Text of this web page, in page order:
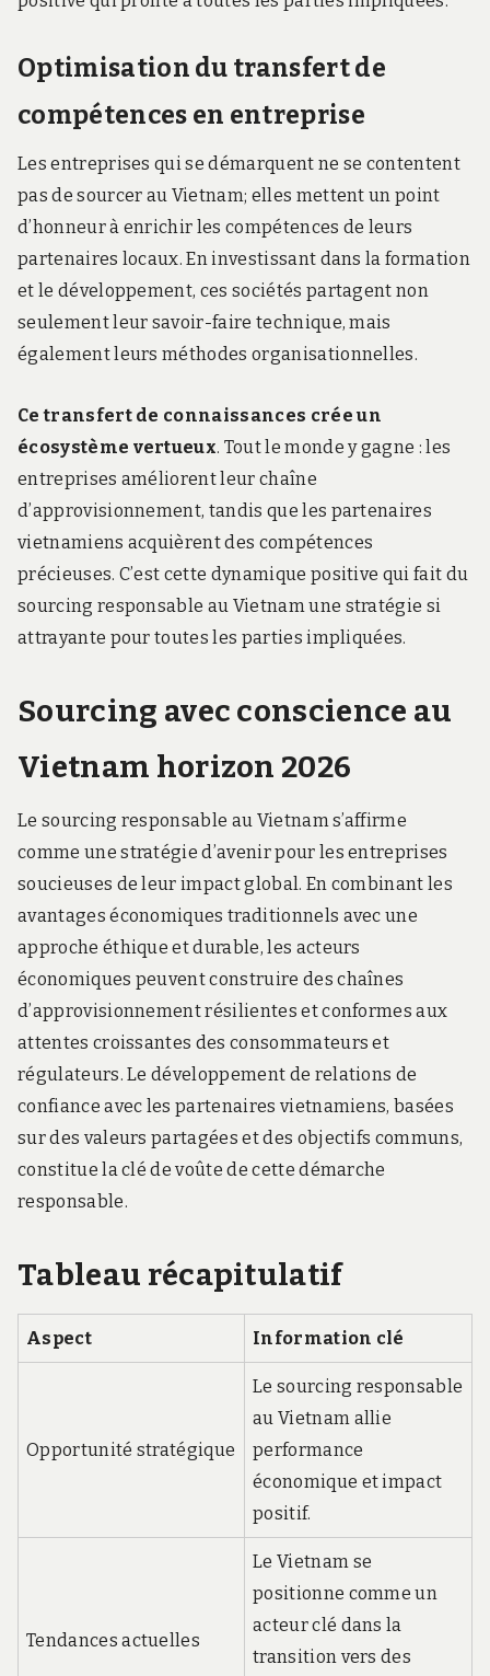
Optimisation du transfert de
compétences en entreprise
Les entreprises qui se démarquent ne se contentent
pas de sourcer au Vietnam; elles mettent un point
d’honneur à enrichir les compétences de leurs
partenaires locaux. En investissant dans la formation
et le développement, ces sociétés partagent non
seulement leur savoir-faire technique, mais
également leurs méthodes organisationnelles.
Ce transfert de connaissances crée un
écosystème vertueux. Tout le monde y gagne : les
entreprises améliorent leur chaîne
d’approvisionnement, tandis que les partenaires
vietnamiens acquièrent des compétences
précieuses. C’est cette dynamique positive qui fait du
sourcing responsable au Vietnam une stratégie si
attrayante pour toutes les parties impliquées.
Sourcing avec conscience au
Vietnam horizon 2026
Le sourcing responsable au Vietnam s’affirme
comme une stratégie d’avenir pour les entreprises
soucieuses de leur impact global. En combinant les
avantages économiques traditionnels avec une
approche éthique et durable, les acteurs
économiques peuvent construire des chaînes
d’approvisionnement résilientes et conformes aux
attentes croissantes des consommateurs et
régulateurs. Le développement de relations de
confiance avec les partenaires vietnamiens, basées
sur des valeurs partagées et des objectifs communs,
constitue la clé de voûte de cette démarche
responsable.
Tableau récapitulatif
Aspect Information clé
Opportunité stratégique
Le sourcing responsable
au Vietnam allie
performance
économique et impact
positif.
Tendances actuelles
Le Vietnam se
positionne comme un
acteur clé dans la
transition vers des